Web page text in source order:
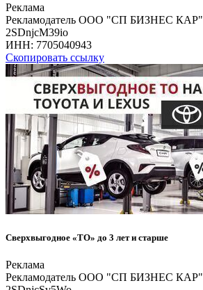
Реклама
Рекламодатель ООО "СП БИЗНЕС КАР"
2SDnjcM39io
ИНН: 7705040943
Скопировать ссылку
Сверхвыгодное «ТО» до 3 лет и старше
Реклама
Рекламодатель ООО "СП БИЗНЕС КАР"